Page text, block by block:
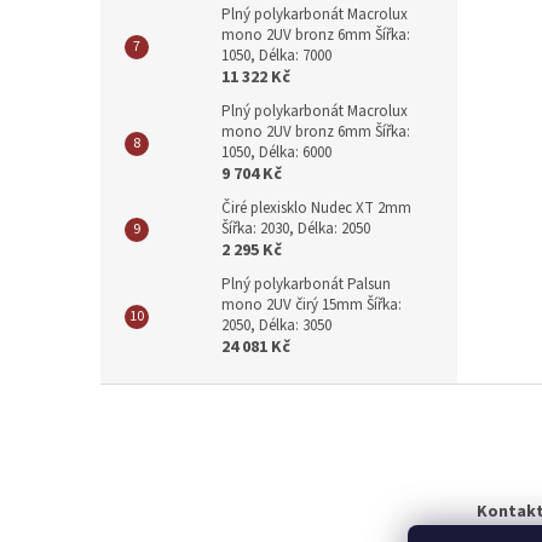
Plný polykarbonát Macrolux
mono 2UV bronz 6mm Šířka:
1050, Délka: 7000
11 322 Kč
Plný polykarbonát Macrolux
mono 2UV bronz 6mm Šířka:
1050, Délka: 6000
9 704 Kč
Čiré plexisklo Nudec XT 2mm
Šířka: 2030, Délka: 2050
2 295 Kč
Plný polykarbonát Palsun
mono 2UV čirý 15mm Šířka:
2050, Délka: 3050
24 081 Kč